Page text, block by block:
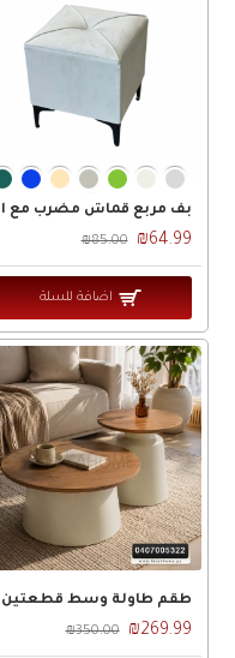
₪64.99
₪85.00
اضافة للسلة
₪269.99
₪350.00